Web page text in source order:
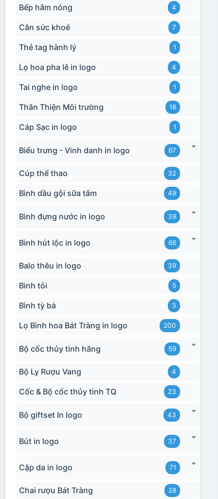
Bếp hâm nóng 4
Cân sức khoẻ 7
Thẻ tag hành lý 1
Lọ hoa pha lê in logo 4
Tai nghe in logo 1
Thân Thiện Môi trường 18
Cáp Sạc in logo 1
Biểu trưng - Vinh danh in logo 67
Cúp thể thao 32
Bình dầu gội sữa tắm 49
Bình đựng nước in logo 39
Bình hút lộc in logo 66
Balo thêu in logo 39
Bình tỏi 5
Bình tỳ bà 3
Lọ Bình hoa Bát Tràng in logo 200
Bộ cốc thủy tinh hãng 59
Bộ Ly Rượu Vang 4
Cốc & Bộ cốc thủy tinh TQ 23
Bộ giftset In logo 43
Bút in logo 37
Cặp da in logo 71
Chai rượu Bát Tràng 28